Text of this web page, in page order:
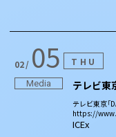
02 05 THU
Media テレビ東
テレビ東京「
https://
ICEx